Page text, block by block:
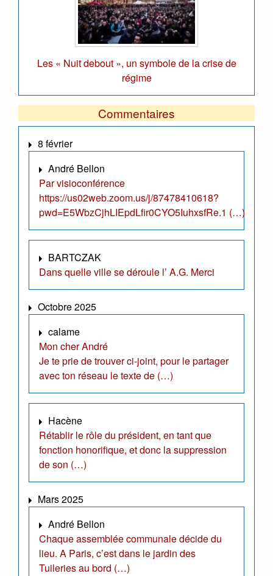
Les « Nuit debout », un symbole de la crise de
régime
Commentaires
8 février
André Bellon
Par visioconférence
https://us02web.zoom.us/j/87478410618?
pwd=E5WbzCjhLIEpdLfir0CYO5IuhxsfRe.1 (…)
BARTCZAK
Dans quelle ville se déroule l’ A.G. Merci
Octobre 2025
calame
Mon cher André
Je te prie de trouver ci-joint, pour le partager
avec ton réseau le texte de (…)
Hacène
Rétablir le rôle du président, en tant que
fonction honorifique, et donc la suppression
de son (…)
Mars 2025
André Bellon
Chaque assemblée communale décide du
lieu. A Paris, c’est dans le jardin des
Tuileries au bord (…)